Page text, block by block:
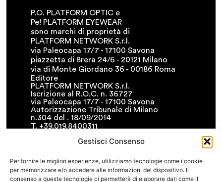
Gestisci Consenso
Per fornire le migliori esperienze, utilizziamo tecnologie come i cookie
per memorizzare e/o accedere alle informazioni del dispositivo. Il
consenso a queste tecnologie ci permetterà di elaborare dati come il
P.O. PLATFORM OPTIC e
Pe! PLATFORM EYEWEAR
sono marchi di proprietà di
PLATFORM NETWORK S.r.l.
via Paleocapa 17/7 - 17100 Savona
piazzetta di Brera 24/6 - 20121 Milano
via di Monte Giordano 36 - 00186 Roma
Editore
PLATFORM NETWORK S.r.l.
Iscrizione al R.O.C. n. 36727
via Paleocapa 17/7 - 17100 Savona
Autorizzazione Tribunale di Milano
n.304 del . 18/09/2014
T. +39.019.8400311
• info@platformnetwork.it
CERCA NEL SITO